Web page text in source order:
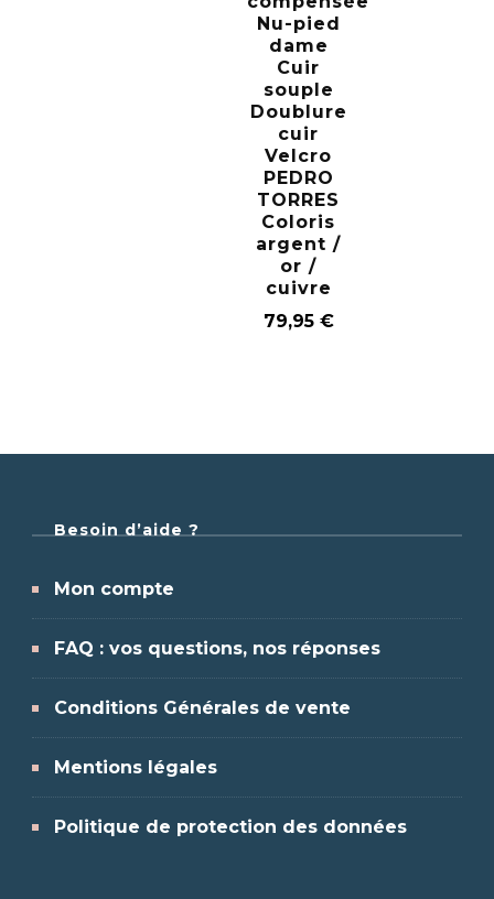
Nu-pied
dame
Cuir
souple
Doublure
cuir
Velcro
PEDRO
TORRES
Coloris
argent /
or /
cuivre
79,95 €
Besoin d’aide ?
Mon compte
FAQ : vos questions, nos réponses
Conditions Générales de vente
Mentions légales
Politique de protection des données